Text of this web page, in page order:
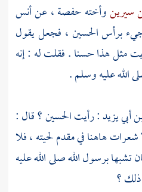
سيرينوأختهحفصة، عنأنس
برأسالحسين، فجعل يقول
مثل هذا حسنا . فقلت له : إنه
الله عليه وسلم .
أبي يزيد: رأيتالحسين؟ قال :
هاهنا في مقدم لحيته ، فلا
برسول الله صلى الله عليه
؟